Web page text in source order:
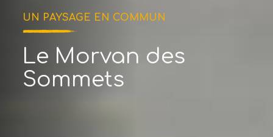
UN PAYSAGE EN COMMUN
Le Morvan des
Sommets